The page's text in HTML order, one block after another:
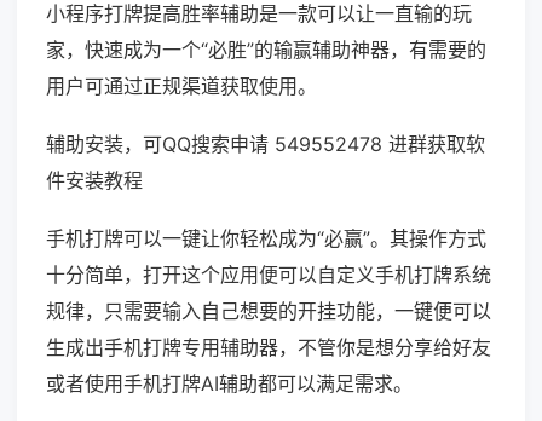
小程序打牌提高胜率辅助是一款可以让一直输的玩
家，快速成为一个“必胜”的输赢辅助神器，有需要的
用户可通过正规渠道获取使用。
辅助安装，可QQ搜索申请 549552478 进群获取软
件安装教程
手机打牌可以一键让你轻松成为“必赢”。其操作方式
十分简单，打开这个应用便可以自定义手机打牌系统
规律，只需要输入自己想要的开挂功能，一键便可以
生成出手机打牌专用辅助器，不管你是想分享给好友
或者使用手机打牌AI辅助都可以满足需求。